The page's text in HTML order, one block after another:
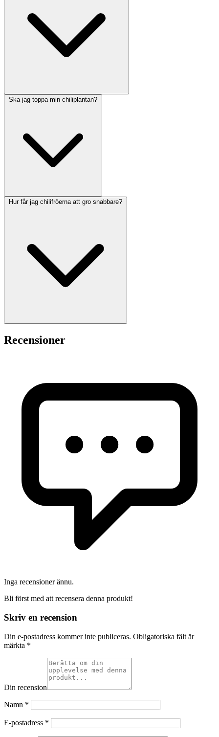
Ska jag toppa min chiliplantan?
Hur får jag chilifröerna att gro snabbare?
Recensioner
Inga recensioner ännu.
Bli först med att recensera denna produkt!
Skriv en recension
Din e-postadress kommer inte publiceras. Obligatoriska fält är
märkta *
Din recension
Namn *
E-postadress *